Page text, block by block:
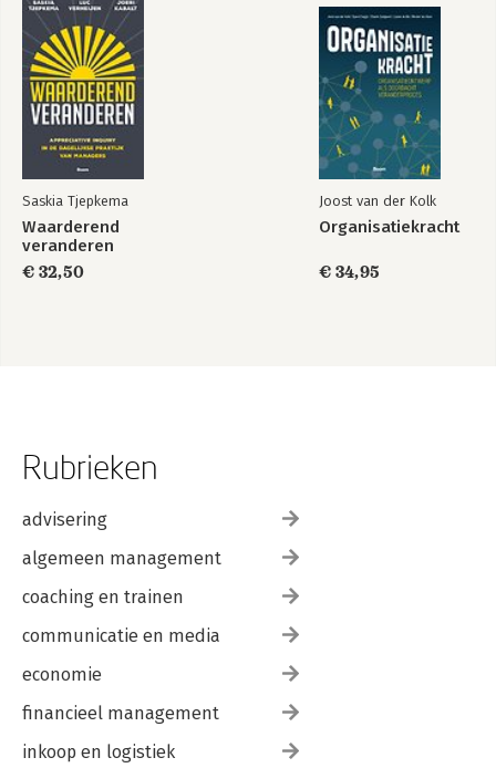
acties om de kloof tussen weten en doen te overbruggen
8 Vertrouw op je gezonde verstand
Waarom doen slimme mensen vaak zulke domme dingen?
Het denken overheerst het voelen
The missing link: het gezonde verstand
Terug naar Harry
Literatuur
Saskia Tjepkema
Waarderend
veranderen
€ 32,50
Joost van der Kolk
Organisatiekracht
€ 34,95
Rubrieken
advisering
algemeen management
coaching en trainen
communicatie en media
economie
financieel management
inkoop en logistiek